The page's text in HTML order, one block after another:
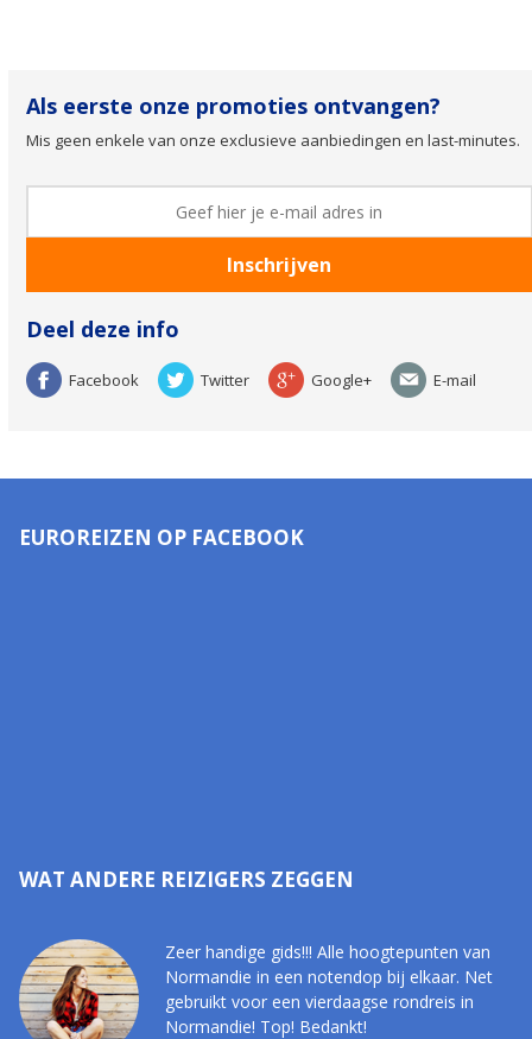
Als eerste onze promoties ontvangen?
Mis geen enkele van onze exclusieve aanbiedingen en last-minutes.
Deel deze info
Facebook Twitter Google+ E-mail
EUROREIZEN OP FACEBOOK
WAT ANDERE REIZIGERS ZEGGEN
Zeer handige gids!!! Alle hoogtepunten van
Normandie in een notendop bij elkaar. Net
gebruikt voor een vierdaagse rondreis in
Normandie! Top! Bedankt!